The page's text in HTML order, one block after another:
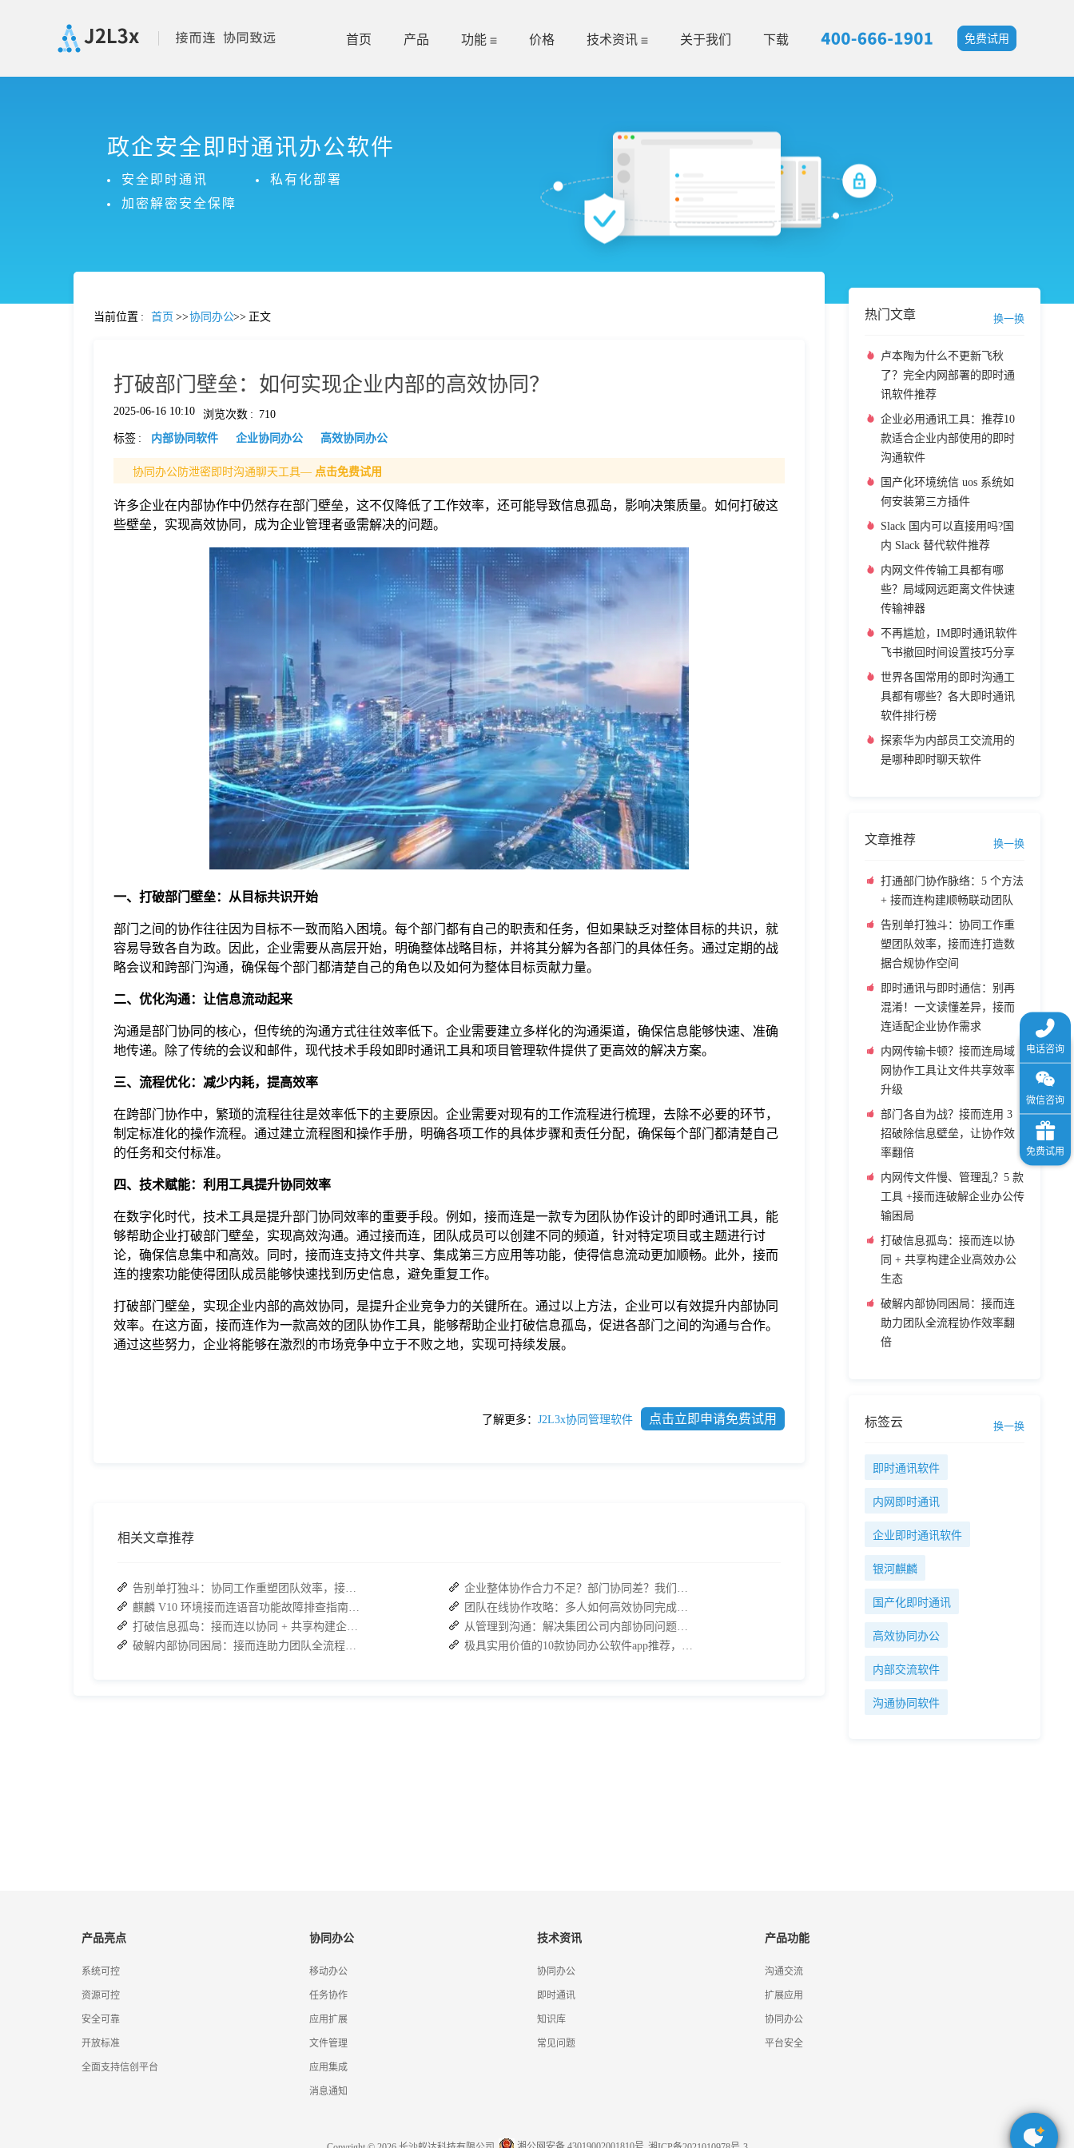
首页 产品 功能 价格 技术资讯 关于我们 下载 免费试用
政企安全即时通讯办公软件
安全即时通讯
私有化部署
加密解密安全保障
当前位置 : 首页 >>协同办公>> 正文
打破部门壁垒：如何实现企业内部的高效协同？
2025-06-16 10:10 浏览次数 : 710
标签 : 内部协同软件 企业协同办公 高效协同办公
协同办公防泄密即时沟通聊天工具— 点击免费试用
许多企业在内部协作中仍然存在部门壁垒，这不仅降低了工作效率，还可能导致信息孤岛，影响决策质量。如何打破这
些壁垒，实现高效协同，成为企业管理者亟需解决的问题。
一、打破部门壁垒：从目标共识开始
部门之间的协作往往因为目标不一致而陷入困境。每个部门都有自己的职责和任务，但如果缺乏对整体目标的共识，就
容易导致各自为政。因此，企业需要从高层开始，明确整体战略目标，并将其分解为各部门的具体任务。通过定期的战
略会议和跨部门沟通，确保每个部门都清楚自己的角色以及如何为整体目标贡献力量。
二、优化沟通：让信息流动起来
沟通是部门协同的核心，但传统的沟通方式往往效率低下。企业需要建立多样化的沟通渠道，确保信息能够快速、准确
地传递。除了传统的会议和邮件，现代技术手段如即时通讯工具和项目管理软件提供了更高效的解决方案。
三、流程优化：减少内耗，提高效率
在跨部门协作中，繁琐的流程往往是效率低下的主要原因。企业需要对现有的工作流程进行梳理，去除不必要的环节，
制定标准化的操作流程。通过建立流程图和操作手册，明确各项工作的具体步骤和责任分配，确保每个部门都清楚自己
的任务和交付标准。
四、技术赋能：利用工具提升协同效率
在数字化时代，技术工具是提升部门协同效率的重要手段。例如，接而连是一款专为团队协作设计的即时通讯工具，能
够帮助企业打破部门壁垒，实现高效沟通。通过接而连，团队成员可以创建不同的频道，针对特定项目或主题进行讨
论，确保信息集中和高效。同时，接而连支持文件共享、集成第三方应用等功能，使得信息流动更加顺畅。此外，接而
连的搜索功能使得团队成员能够快速找到历史信息，避免重复工作。
打破部门壁垒，实现企业内部的高效协同，是提升企业竞争力的关键所在。通过以上方法，企业可以有效提升内部协同
效率。在这方面，接而连作为一款高效的团队协作工具，能够帮助企业打破信息孤岛，促进各部门之间的沟通与合作。
通过这些努力，企业将能够在激烈的市场竞争中立于不败之地，实现可持续发展。
了解更多： J2L3x协同管理软件 点击立即申请免费试用
相关文章推荐
告别单打独斗：协同工作重塑团队效率，接而连打造数据合规协作空间
麒麟 V10 环境接而连语音功能故障排查指南：快速恢复高效协作
打破信息孤岛：接而连以协同 + 共享构建企业高效办公生态
破解内部协同困局：接而连助力团队全流程协作效率翻倍
企业整体协作合力不足？部门协同差？我们来帮您攻破！
团队在线协作攻略：多人如何高效协同完成任务？
从管理到沟通：解决集团公司内部协同问题的关键
极具实用价值的10款协同办公软件app推荐，提高工作效率
热门文章 换一换
卢本陶为什么不更新飞秋
了？完全内网部署的即时通
讯软件推荐
企业必用通讯工具：推荐10
款适合企业内部使用的即时
沟通软件
国产化环境统信 uos 系统如
何安装第三方插件
Slack 国内可以直接用吗?国
内 Slack 替代软件推荐
内网文件传输工具都有哪
些？局域网远距离文件快速
传输神器
不再尴尬，IM即时通讯软件
飞书撤回时间设置技巧分享
世界各国常用的即时沟通工
具都有哪些？各大即时通讯
软件排行榜
探索华为内部员工交流用的
是哪种即时聊天软件
文章推荐 换一换
打通部门协作脉络：5 个方法
+ 接而连构建顺畅联动团队
告别单打独斗：协同工作重
塑团队效率，接而连打造数
据合规协作空间
即时通讯与即时通信：别再
混淆！一文读懂差异，接而
连适配企业协作需求
内网传输卡顿？接而连局域
网协作工具让文件共享效率
升级
部门各自为战？接而连用 3
招破除信息壁垒，让协作效
率翻倍
内网传文件慢、管理乱？5 款
工具 +接而连破解企业办公传
输困局
打破信息孤岛：接而连以协
同 + 共享构建企业高效办公
生态
破解内部协同困局：接而连
助力团队全流程协作效率翻
倍
标签云 换一换
即时通讯软件
内网即时通讯
企业即时通讯软件
银河麒麟
国产化即时通讯
高效协同办公
内部交流软件
沟通协同软件
产品亮点
系统可控
资源可控
安全可靠
开放标准
全面支持信创平台
协同办公
移动办公
任务协作
应用扩展
文件管理
应用集成
消息通知
技术资讯
协同办公
即时通讯
知识库
常见问题
产品功能
沟通交流
扩展应用
协同办公
平台安全